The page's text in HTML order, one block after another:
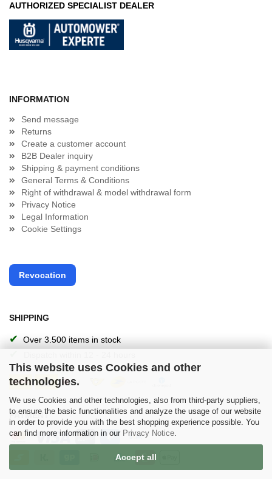
This website uses Cookies and other
technologies.
We use Cookies and other technologies, also from third-party suppliers,
to ensure the basic functionalities and analyze the usage of our website
in order to provide you with the best shopping experience possible. You
can find more information in our Privacy Notice.
Accept all
AUTHORIZED SPECIALIST DEALER
INFORMATION
Send message
Returns
Create a customer account
B2B Dealer inquiry
Shipping & payment conditions
General Terms & Conditions
Right of withdrawal & model withdrawal form
Privacy Notice
Legal Information
Cookie Settings
Revocation
SHIPPING
✔ Over 3.500 items in stock
PAYMENT